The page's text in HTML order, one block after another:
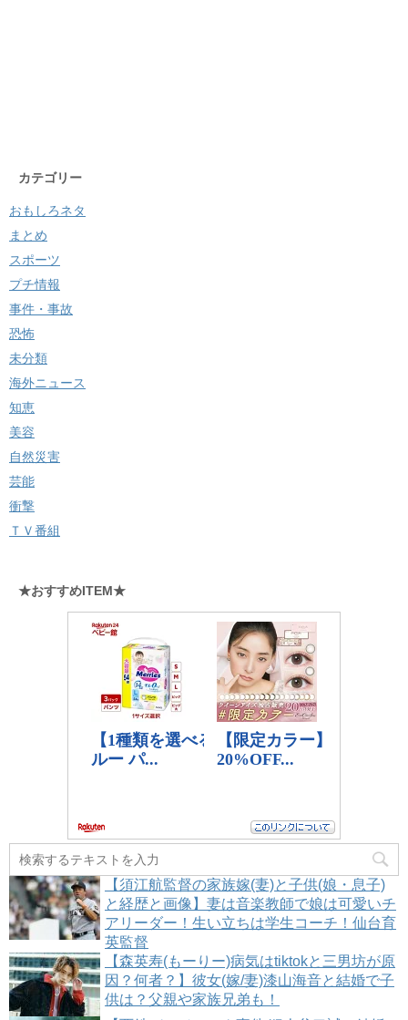
カテゴリー
おもしろネタ
まとめ
スポーツ
プチ情報
事件・事故
恐怖
未分類
海外ニュース
知恵
美容
自然災害
芸能
衝撃
ＴＶ番組
★おすすめITEM★
【須江航監督の家族嫁(妻)と子供(娘・息子)
と経歴と画像】妻は音楽教師で娘は可愛いチ
アリーダー！生い立ちは学生コーチ！仙台育
英監督
【森英寿(もーりー)病気はtiktokと三男坊が原
因？何者？】彼女(嫁/妻)漆山海音と結婚で子
供は？父親や家族兄弟も！